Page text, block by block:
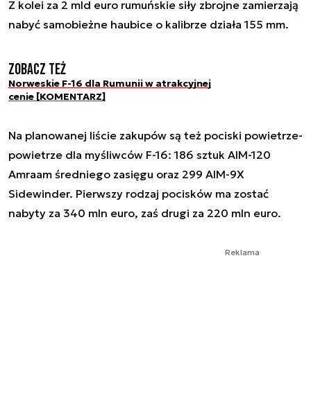
Z kolei za 2 mld euro rumuńskie siły zbrojne zamierzają
nabyć samobieżne haubice o kalibrze działa 155 mm.
Zobacz też
Norweskie F-16 dla Rumunii w atrakcyjnej
cenie [KOMENTARZ]
Na planowanej liście zakupów są też pociski powietrze-
powietrze dla myśliwców F-16: 186 sztuk AIM-120
Amraam średniego zasięgu oraz 299 AIM-9X
Sidewinder. Pierwszy rodzaj pocisków ma zostać
nabyty za 340 mln euro, zaś drugi za 220 mln euro.
Reklama